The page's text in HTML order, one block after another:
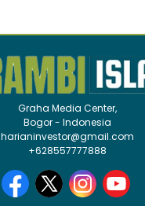
Graha Media Center,
Bogor - Indonesia
harianinvestor@gmail.com
+628557777888